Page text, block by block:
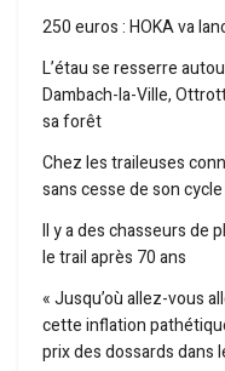
250 euros : HOKA va
L’étau se resserre
Dambach-la-Ville,
sa forêt
Chez les traileuses
sans cesse de son
Il y a des chasseurs de
le trail après 70 ans
« Jusqu’où allez-vous
cette inflation
prix des dossards dans